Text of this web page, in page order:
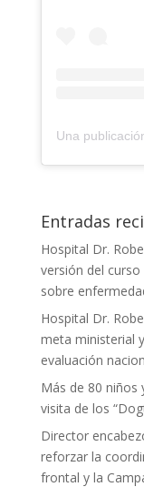
Entradas
Hospital Dr.
versión del
sobre
Hospital Dr.
meta ministerial
evaluación
Más de 80 niños
visita de los
Director
reforzar la
frontal y la